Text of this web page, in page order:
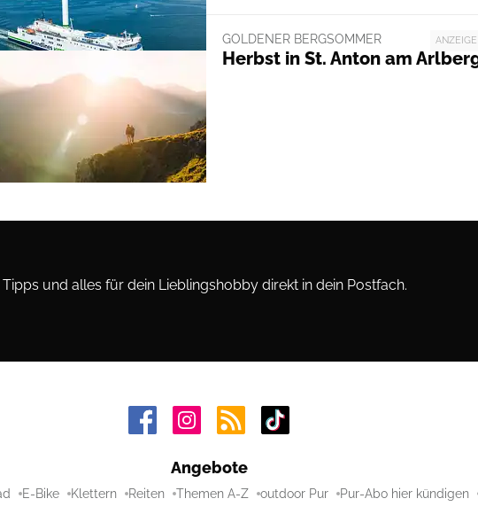
ANZEIGE
GOLDENER BERGSOMMER
Herbst in St. Anton am
und alles für dein Lieblingshobby direkt in dein Postfach.
Angebote
E-Bike Klettern Reiten Themen A-Z outdoor Pur Pur-Abo hier kündigen